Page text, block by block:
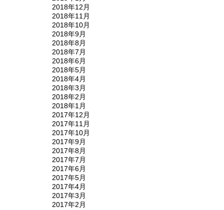
2018年12月
2018年11月
2018年10月
2018年9月
2018年8月
2018年7月
2018年6月
2018年5月
2018年4月
2018年3月
2018年2月
2018年1月
2017年12月
2017年11月
2017年10月
2017年9月
2017年8月
2017年7月
2017年6月
2017年5月
2017年4月
2017年3月
2017年2月